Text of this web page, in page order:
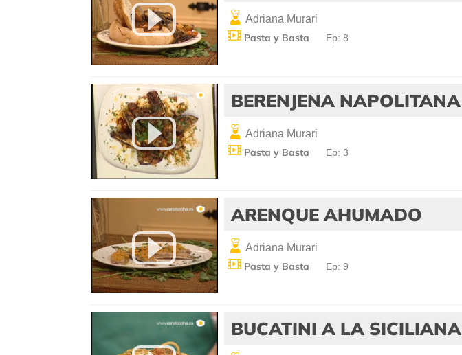
Adriana Murari
Pasta y Basta Ep: 8
BERENJENA NAPOLITANA
Adriana Murari
Pasta y Basta Ep: 3
ARENQUE AHUMADO
Adriana Murari
Pasta y Basta Ep: 9
BUCATINI A LA SICILIANA